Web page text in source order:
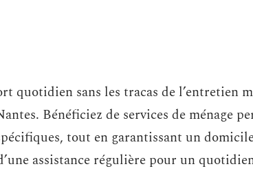
quotidien sans les tracas de l’entretien
Bénéficiez de services de ménage
tout en garantissant un
assistance régulière pour un